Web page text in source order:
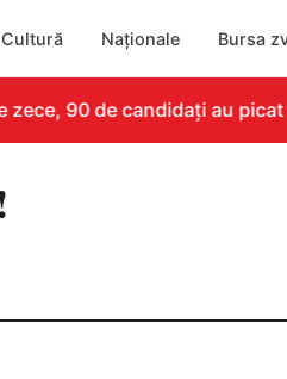
Cultură Naționale Bursa
90 de candidați au picat